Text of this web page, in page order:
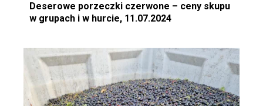
Deserowe porzeczki czerwone – ceny skupu
w grupach i w hurcie, 11.07.2024